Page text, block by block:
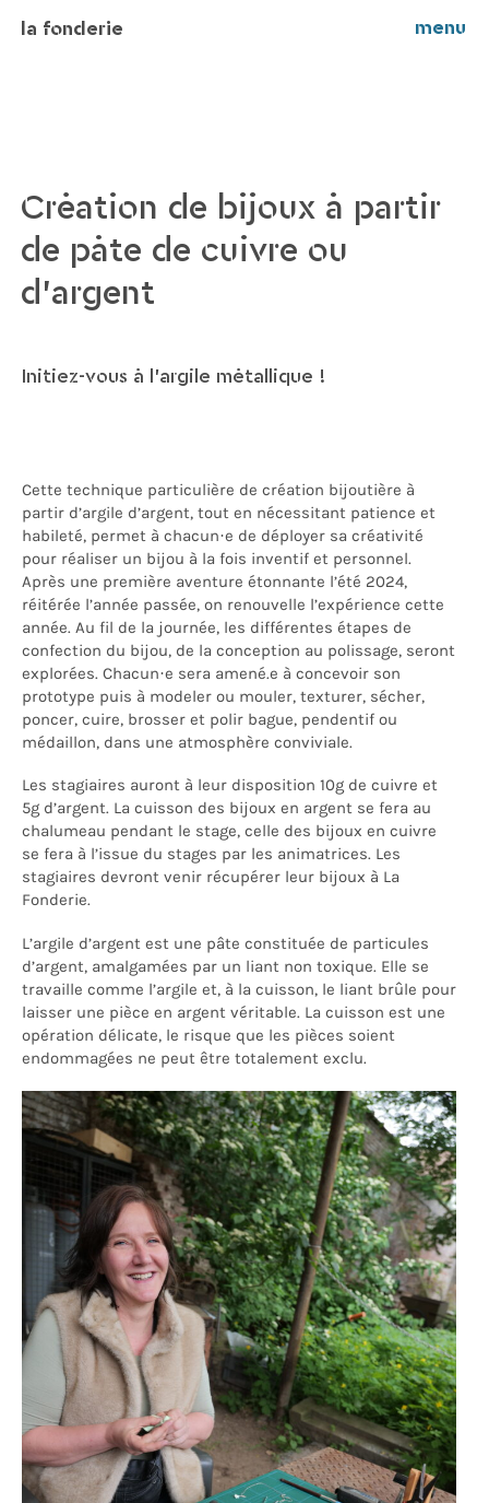
la fonderie menu
Création de bijoux à partir
de pâte de cuivre ou
d’argent
Initiez-vous à l'argile métallique !
Cette technique particulière de création bijoutière à
partir d’argile d’argent, tout en nécessitant patience et
habileté, permet à chacun·e de déployer sa créativité
pour réaliser un bijou à la fois inventif et personnel.
Après une première aventure étonnante l’été 2024,
réitérée l’année passée, on renouvelle l’expérience cette
année. Au fil de la journée, les différentes étapes de
confection du bijou, de la conception au polissage, seront
explorées. Chacun·e sera amené.e à concevoir son
prototype puis à modeler ou mouler, texturer, sécher,
poncer, cuire, brosser et polir bague, pendentif ou
médaillon, dans une atmosphère conviviale.
Les stagiaires auront à leur disposition 10g de cuivre et
5g d’argent. La cuisson des bijoux en argent se fera au
chalumeau pendant le stage, celle des bijoux en cuivre
se fera à l’issue du stages par les animatrices. Les
stagiaires devront venir récupérer leur bijoux à La
Fonderie.
L’argile d’argent est une pâte constituée de particules
d’argent, amalgamées par un liant non toxique. Elle se
travaille comme l’argile et, à la cuisson, le liant brûle pour
laisser une pièce en argent véritable. La cuisson est une
opération délicate, le risque que les pièces soient
endommagées ne peut être totalement exclu.